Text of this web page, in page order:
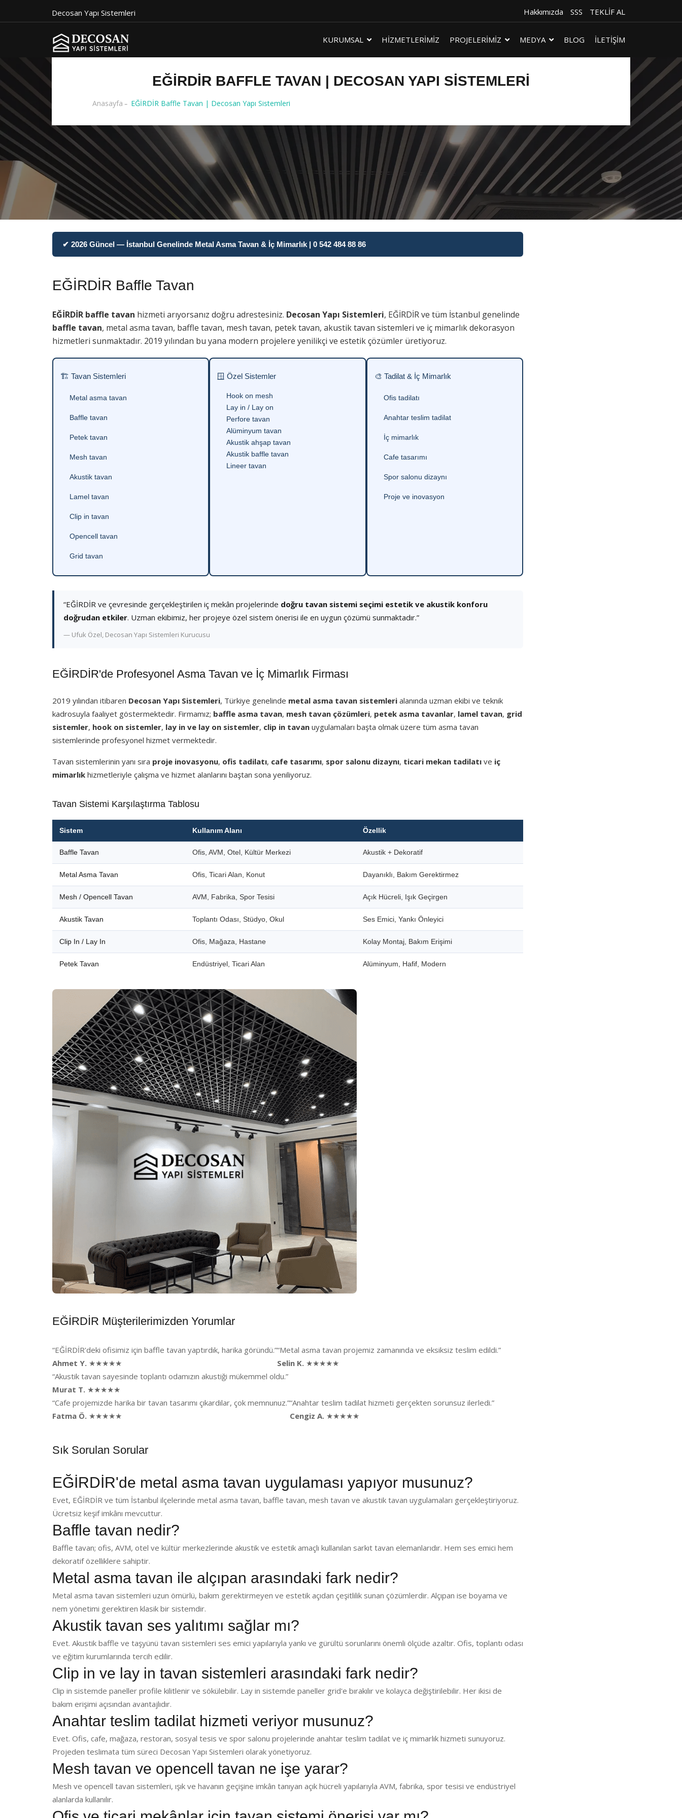
Decosan Yapı Sistemleri Hakkımızda SSS TEKLİF AL
KURUMSAL HİZMETLERİMİZ PROJELERİMİZ MEDYA BLOG İLETİŞİM
EĞİRDİR BAFFLE TAVAN | DECOSAN YAPI SISTEMLERI
Anasayfa EĞİRDİR Baffle Tavan | Decosan Yapı Sistemleri
✔ 2026 Güncel — İstanbul Genelinde Metal Asma Tavan & İç Mimarlık | 0 542 484 88 86
EĞİRDİR Baffle Tavan
EĞİRDİR baffle tavan hizmeti arıyorsanız doğru adrestesiniz. Decosan Yapı Sistemleri, EĞİRDİR ve tüm İstanbul genelinde
baffle tavan, metal asma tavan, baffle tavan, mesh tavan, petek tavan, akustik tavan sistemleri ve iç mimarlık dekorasyon
hizmetleri sunmaktadır. 2019 yılından bu yana modern projelere yenilikçi ve estetik çözümler üretiyoruz.
🏗 Tavan Sistemleri
Metal asma tavan
Baffle tavan
Petek tavan
Mesh tavan
Akustik tavan
Lamel tavan
Clip in tavan
Opencell tavan
Grid tavan
🪟 Özel Sistemler
Hook on mesh
Lay in / Lay on
Perfore tavan
Alüminyum tavan
Akustik ahşap tavan
Akustik baffle tavan
Lineer tavan
🎨 Tadilat & İç Mimarlık
Ofis tadilatı
Anahtar teslim tadilat
İç mimarlık
Cafe tasarımı
Spor salonu dizaynı
Proje ve inovasyon
“EĞİRDİR ve çevresinde gerçekleştirilen iç mekân projelerinde doğru tavan sistemi seçimi estetik ve akustik konforu
doğrudan etkiler. Uzman ekibimiz, her projeye özel sistem önerisi ile en uygun çözümü sunmaktadır.”
— Ufuk Özel, Decosan Yapı Sistemleri Kurucusu
EĞİRDİR'de Profesyonel Asma Tavan ve İç Mimarlık Firması
2019 yılından itibaren Decosan Yapı Sistemleri, Türkiye genelinde metal asma tavan sistemleri alanında uzman ekibi ve teknik
kadrosuyla faaliyet göstermektedir. Firmamız; baffle asma tavan, mesh tavan çözümleri, petek asma tavanlar, lamel tavan, grid
sistemler, hook on sistemler, lay in ve lay on sistemler, clip in tavan uygulamaları başta olmak üzere tüm asma tavan
sistemlerinde profesyonel hizmet vermektedir.
Tavan sistemlerinin yanı sıra proje inovasyonu, ofis tadilatı, cafe tasarımı, spor salonu dizaynı, ticari mekan tadilatı ve iç
mimarlık hizmetleriyle çalışma ve hizmet alanlarını baştan sona yeniliyoruz.
Tavan Sistemi Karşılaştırma Tablosu
Sistem Kullanım Alanı Özellik
Baffle Tavan Ofis, AVM, Otel, Kültür Merkezi Akustik + Dekoratif
Metal Asma Tavan Ofis, Ticari Alan, Konut Dayanıklı, Bakım Gerektirmez
Mesh / Opencell Tavan AVM, Fabrika, Spor Tesisi Açık Hücreli, Işık Geçirgen
Akustik Tavan Toplantı Odası, Stüdyo, Okul Ses Emici, Yankı Önleyici
Clip In / Lay In Ofis, Mağaza, Hastane Kolay Montaj, Bakım Erişimi
Petek Tavan Endüstriyel, Ticari Alan Alüminyum, Hafif, Modern
EĞİRDİR Müşterilerimizden Yorumlar
“EĞİRDİR'deki ofisimiz için baffle tavan yaptırdık, harika göründü.”
Ahmet Y. ★★★★★
“Metal asma tavan projemiz zamanında ve eksiksiz teslim edildi.”
Selin K. ★★★★★
“Akustik tavan sayesinde toplantı odamızın akustiği mükemmel oldu.”
Murat T. ★★★★★
“Cafe projemizde harika bir tavan tasarımı çıkardılar, çok memnunuz.”
Fatma Ö. ★★★★★
“Anahtar teslim tadilat hizmeti gerçekten sorunsuz ilerledi.”
Cengiz A. ★★★★★
Sık Sorulan Sorular
EĞİRDİR'de metal asma tavan uygulaması yapıyor musunuz?
Evet, EĞİRDİR ve tüm İstanbul ilçelerinde metal asma tavan, baffle tavan, mesh tavan ve akustik tavan uygulamaları gerçekleştiriyoruz.
Ücretsiz keşif imkânı mevcuttur.
Baffle tavan nedir?
Baffle tavan; ofis, AVM, otel ve kültür merkezlerinde akustik ve estetik amaçlı kullanılan sarkıt tavan elemanlarıdır. Hem ses emici hem
dekoratif özelliklere sahiptir.
Metal asma tavan ile alçıpan arasındaki fark nedir?
Metal asma tavan sistemleri uzun ömürlü, bakım gerektirmeyen ve estetik açıdan çeşitlilik sunan çözümlerdir. Alçıpan ise boyama ve
nem yönetimi gerektiren klasik bir sistemdir.
Akustik tavan ses yalıtımı sağlar mı?
Evet. Akustik baffle ve taşyünü tavan sistemleri ses emici yapılarıyla yankı ve gürültü sorunlarını önemli ölçüde azaltır. Ofis, toplantı odası
ve eğitim kurumlarında tercih edilir.
Clip in ve lay in tavan sistemleri arasındaki fark nedir?
Clip in sistemde paneller profile kilitlenir ve sökülebilir. Lay in sistemde paneller grid'e bırakılır ve kolayca değiştirilebilir. Her ikisi de
bakım erişimi açısından avantajlıdır.
Anahtar teslim tadilat hizmeti veriyor musunuz?
Evet. Ofis, cafe, mağaza, restoran, sosyal tesis ve spor salonu projelerinde anahtar teslim tadilat ve iç mimarlık hizmeti sunuyoruz.
Projeden teslimata tüm süreci Decosan Yapı Sistemleri olarak yönetiyoruz.
Mesh tavan ve opencell tavan ne işe yarar?
Mesh ve opencell tavan sistemleri, ışık ve havanın geçişine imkân tanıyan açık hücreli yapılarıyla AVM, fabrika, spor tesisi ve endüstriyel
alanlarda kullanılır.